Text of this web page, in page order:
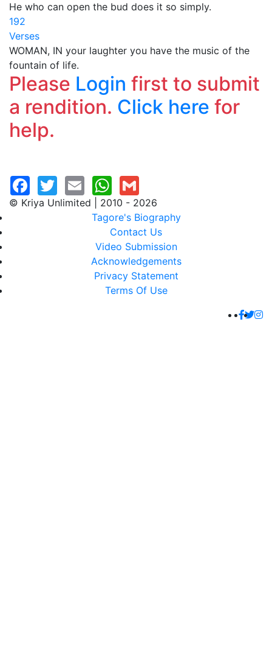
He who can open the bud does it so simply.
192
Verses
WOMAN, IN your laughter you have the music of the
fountain of life.
Please Login first to submit
a rendition. Click here for
help.
© Kriya Unlimited | 2010 - 2026
Tagore's Biography
Contact Us
Video Submission
Acknowledgements
Privacy Statement
Terms Of Use